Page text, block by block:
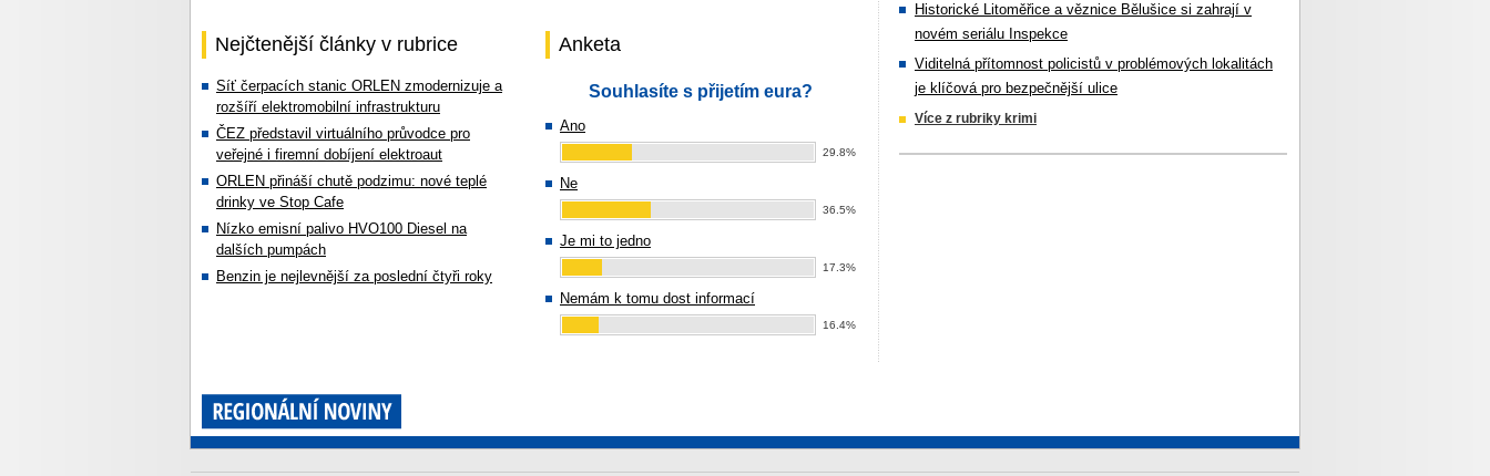
Nejčtenější články v rubrice
Síť čerpacích stanic ORLEN zmodernizuje a
rozšíří elektromobilní infrastrukturu
ČEZ představil virtuálního průvodce pro
veřejné i firemní dobíjení elektroaut
ORLEN přináší chutě podzimu: nové teplé
drinky ve Stop Cafe
Nízko emisní palivo HVO100 Diesel na
dalších pumpách
Benzin je nejlevnější za poslední čtyři roky
Anketa
Souhlasíte s přijetím eura?
Ano
29.8%
Ne
36.5%
Je mi to jedno
17.3%
Nemám k tomu dost informací
16.4%
Historické Litoměřice a věznice Bělušice si zahrají v
novém seriálu Inspekce
Viditelná přítomnost policistů v problémových lokalitách
je klíčová pro bezpečnější ulice
Více z rubriky krimi